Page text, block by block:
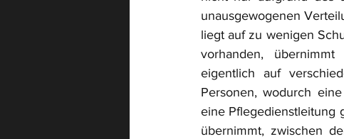
unausgewogenen
liegt auf zu wenigen
vorhanden,
eigentlich auf
Personen, wodurch
eine Pflegedienstleitung
übernimmt, zwischen